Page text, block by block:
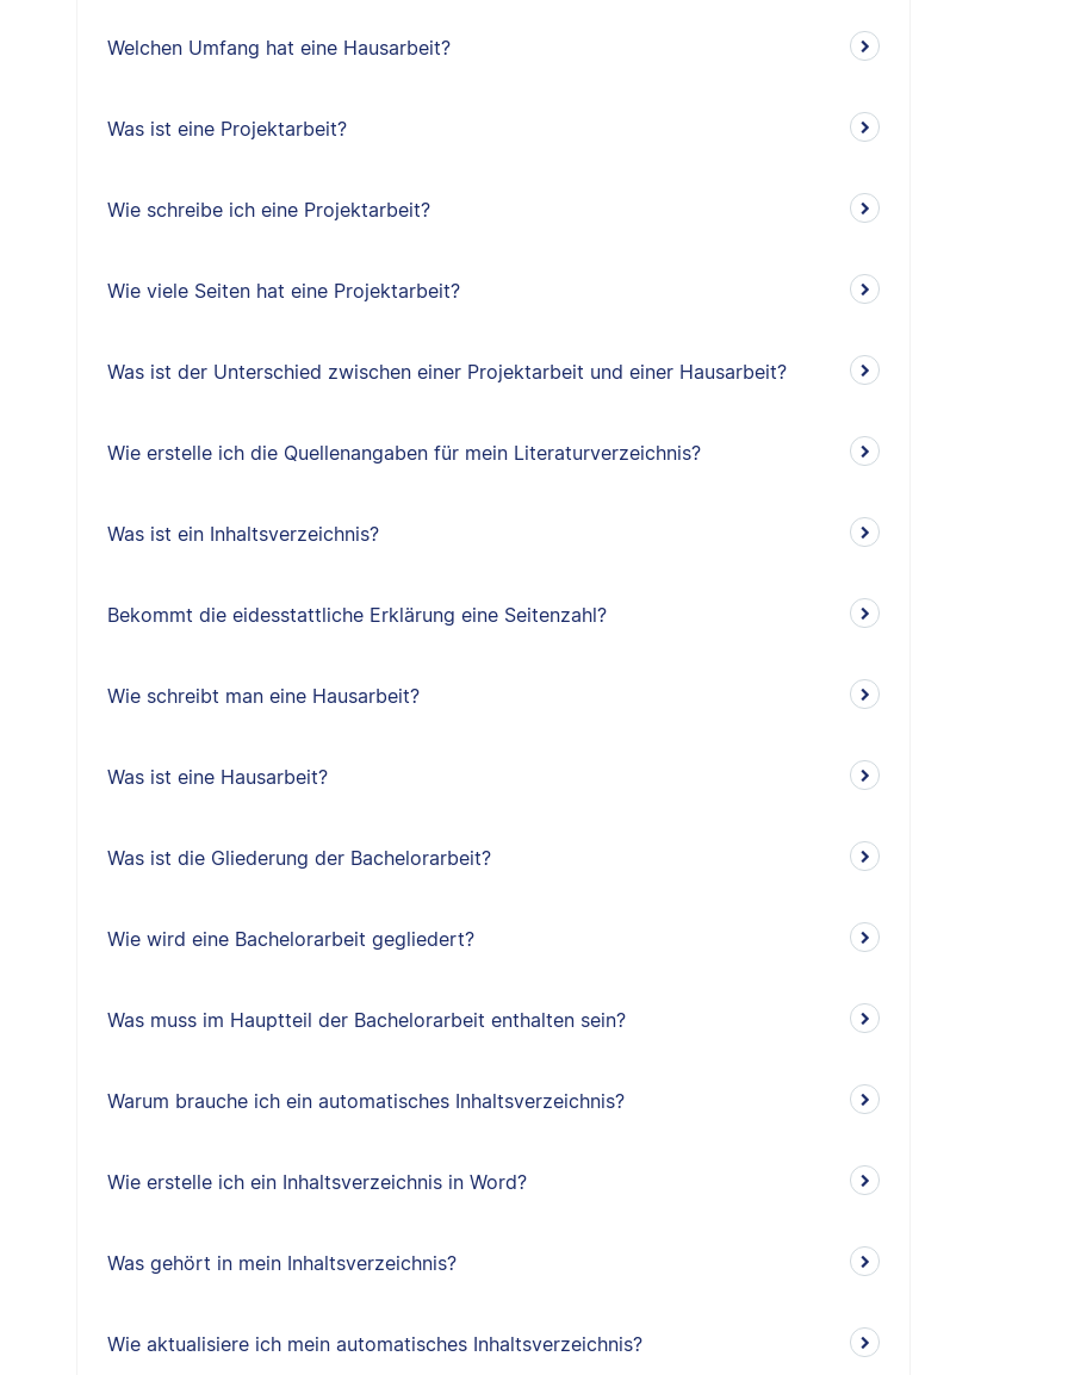
Welchen Umfang hat eine Hausarbeit?
Was ist eine Projektarbeit?
Wie schreibe ich eine Projektarbeit?
Wie viele Seiten hat eine Projektarbeit?
Was ist der Unterschied zwischen einer Projektarbeit und einer Hausarbeit?
Wie erstelle ich die Quellenangaben für mein Literaturverzeichnis?
Was ist ein Inhaltsverzeichnis?
Bekommt die eidesstattliche Erklärung eine Seitenzahl?
Wie schreibt man eine Hausarbeit?
Was ist eine Hausarbeit?
Was ist die Gliederung der Bachelorarbeit?
Wie wird eine Bachelorarbeit gegliedert?
Was muss im Hauptteil der Bachelorarbeit enthalten sein?
Warum brauche ich ein automatisches Inhaltsverzeichnis?
Wie erstelle ich ein Inhaltsverzeichnis in Word?
Was gehört in mein Inhaltsverzeichnis?
Wie aktualisiere ich mein automatisches Inhaltsverzeichnis?